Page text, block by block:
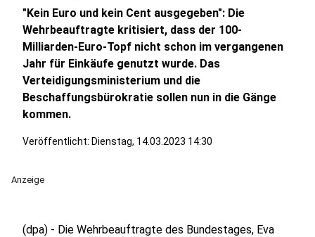
"Kein Euro und kein Cent ausgegeben": Die
Wehrbeauftragte kritisiert, dass der 100-
Milliarden-Euro-Topf nicht schon im vergangenen
Jahr für Einkäufe genutzt wurde. Das
Verteidigungsministerium und die
Beschaffungsbürokratie sollen nun in die Gänge
kommen.
Veröffentlicht: Dienstag, 14.03.2023 14:30
Anzeige
(dpa) - Die Wehrbeauftragte des Bundestages, Eva